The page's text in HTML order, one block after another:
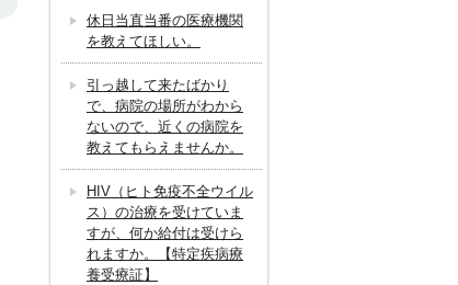
休日当直当番の医療機関
を教えてほしい。
引っ越して来たばかり
で、病院の場所がわから
ないので、近くの病院を
教えてもらえませんか。
HIV（ヒト免疫不全ウイル
ス）の治療を受けていま
すが、何か給付は受けら
れますか。【特定疾病療
養受療証】